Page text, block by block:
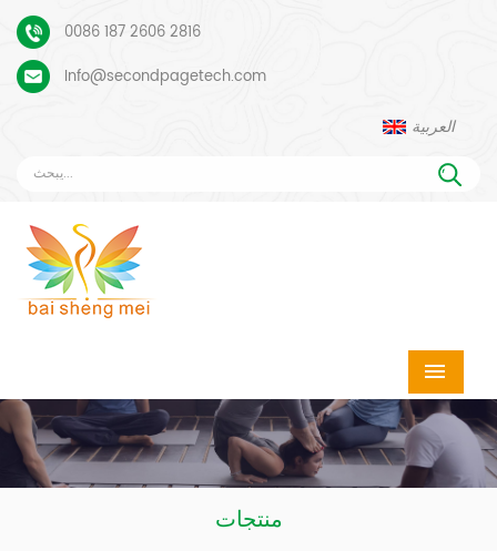
0086 187 2606 2816
Info@secondpagetech.com
العربية
منتجات